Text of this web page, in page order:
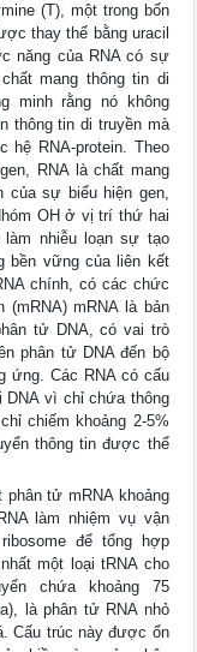
(T), một trong bốn
thay thế bằng uracil
năng của RNA có sự
mang thông tin di
minh rằng nó không
thông tin di truyền mà
RNA-protein. Theo
RNA là chất mang
của sự biểu hiện gen,
OH ở vị trí thứ hai
nhiễu loạn sự tạo
bền vững của liên kết
chính, có các chức
(mRNA) mRNA là bản
tử DNA, có vai trò
phân tử DNA đến bộ
ứng. Các RNA có cấu
vì chỉ chứa thông
chiếm khoảng 2-5%
thông tin được thể
tử mRNA khoảng
làm nhiệm vụ vận
để tổng hợp
một loại tRNA cho
chứa khoảng 75
là phân tử RNA nhỏ
Cấu trúc này được ổn